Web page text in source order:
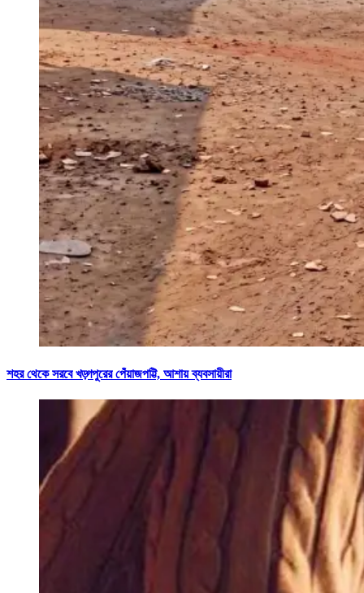
শহর থেকে সরবে খড়্গপুরের পেঁয়াজপট্টি, আশায় ব্যবসায়ীরা